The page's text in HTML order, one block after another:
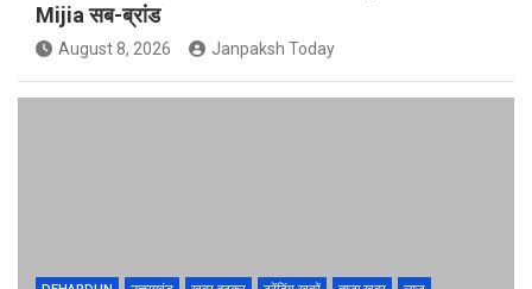
Mijia सब-ब्रांड
August 8, 2026 Janpaksh Today